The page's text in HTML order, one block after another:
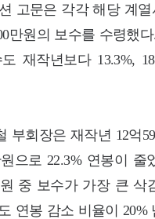
고문은 각각 해당 계열
만원의 보수를 수령했
재작년보다 13.3%,
부회장은 재작년 12억
으로 22.3% 연봉이 줄
중 보수가 가장 큰 삭
연봉 감소 비율이 20%